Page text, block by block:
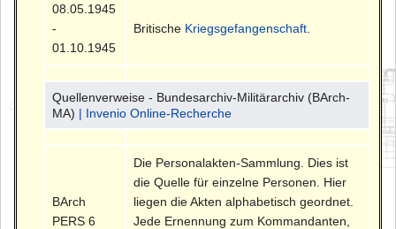
08.05.1945
-
01.10.1945
Britische Kriegsgefangenschaft
Quellenverweise - Bundesarchiv-Militärarchiv (BArch-
MA) | Invenio Online-Recherche
BArch
PERS 6
Die Personalakten-Sammlung. Dies ist
die Quelle für einzelne Personen. Hier
liegen die Akten alphabetisch geordnet.
Jede Ernennung zum Kommandanten,